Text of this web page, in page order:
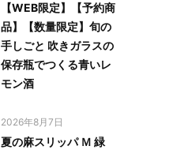
【WEB限定】【予約商
品】【数量限定】旬の
手しごと 吹きガラスの
保存瓶でつくる青いレ
モン酒
2026年8月7日
夏の麻スリッパ Ｍ 緑